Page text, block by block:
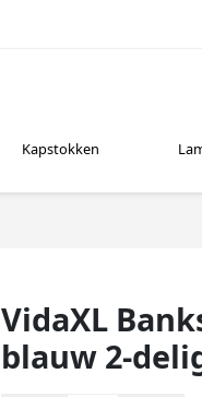
Kapstokken
VidaXL
blauw 2-